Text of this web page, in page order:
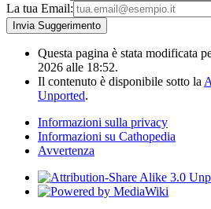
La tua Email:
Questa pagina è stata modificata
2026 alle 18:52.
Il contenuto è disponibile sotto la
Unported.
Informazioni sulla privacy
Informazioni su Cathopedia
Avvertenza